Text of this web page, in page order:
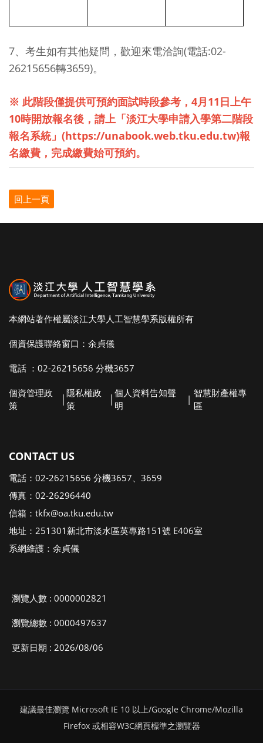
7、考生如有其他疑問，歡迎來電洽詢(電話:02-
26215656轉3659)。
※ 此階段僅提供可預約面試時段參考，4月11日上午
10時開放報名後，請上「淡江大學申請入學第二階段
報名系統」(https://unabook.web.tku.edu.tw)報
名繳費，完成繳費始可預約。
本網站著作權屬淡江大學人工智慧學系版權所有
個資保護聯絡窗口：余貞儀
電話 ：02-26215656 分機3657
個資管理政
策
隱私權政
策
個人資料告知聲
明
|
智慧財產權專
區
CONTACT US
電話：02-26215656 分機3657、3659
傳真：02-26296440
信箱：tkfx@oa.tku.edu.tw
地址：251301新北市淡水區英專路151號 E406室
系網維護：余貞儀
瀏覽人數 : 0000002821
瀏覽總數 : 0000497637
更新日期 : 2026/08/06
建議最佳瀏覽 Microsoft IE 10 以上/Google Chrome/Mozilla
Firefox 或相容W3C網頁標準之瀏覽器